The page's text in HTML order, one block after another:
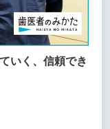
いく、信頼でき